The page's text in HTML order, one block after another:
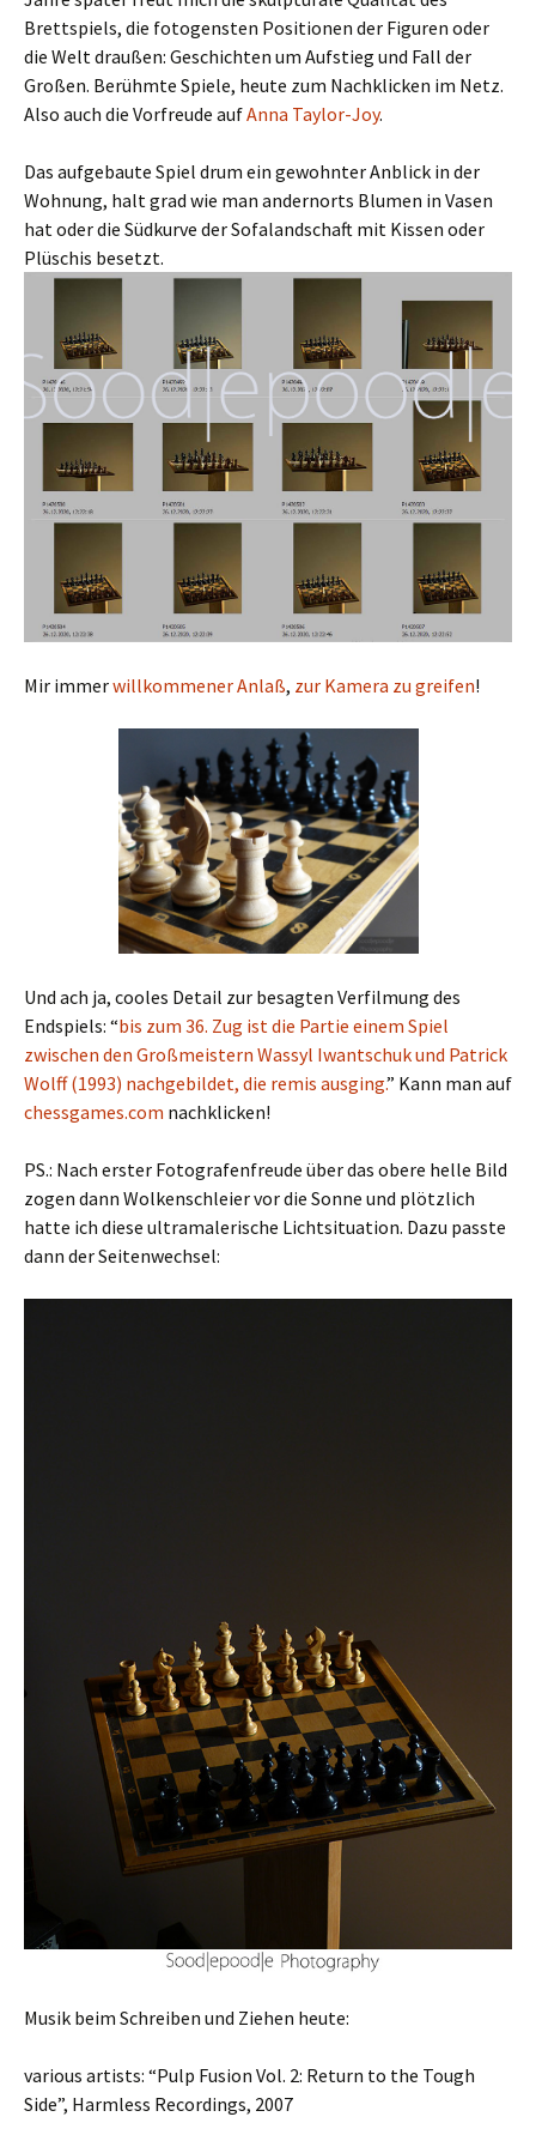
Brettspiels, die fotogensten Positionen der Figuren oder
die Welt draußen: Geschichten um Aufstieg und Fall der
Großen. Berühmte Spiele, heute zum Nachklicken im Netz.
Also auch die Vorfreude aufAnna Taylor-Joy.
Das aufgebaute Spiel drum ein gewohnter Anblick in der
Wohnung, halt grad wie man andernorts Blumen in Vasen
hat oder die Südkurve der Sofalandschaft mit Kissen oder
Plüschis besetzt.
Mir immerwillkommener Anlaß, zur Kamera zu greifen!
Und ach ja, cooles Detail zur besagten Verfilmung des
Endspiels: “bis zum 36. Zug ist die Partie einem Spiel
zwischen den Großmeistern Wassyl Iwantschuk und Patrick
Wolff (1993) nachgebildet, die remis ausging.” Kann man auf
chessgames.com nachklicken!
PS.: Nach erster Fotografenfreude über das obere helle Bild
zogen dann Wolkenschleier vor die Sonne und plötzlich
hatte ich diese ultramalerische Lichtsituation. Dazu passte
dann der Seitenwechsel:
Musik beim Schreiben und Ziehen heute:
various artists: “Pulp Fusion Vol. 2: Return to the Tough
Side”, Harmless Recordings, 2007